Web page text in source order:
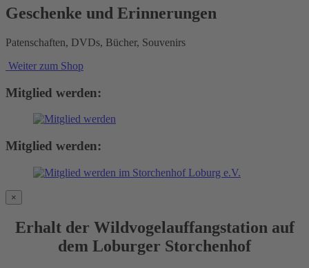
Geschenke und Erinnerungen
Patenschaften, DVDs, Bücher, Souvenirs
Weiter zum Shop
Mitglied werden:
Mitglied werden:
×
Erhalt der Wildvogelauffangstation auf
dem Loburger Storchenhof